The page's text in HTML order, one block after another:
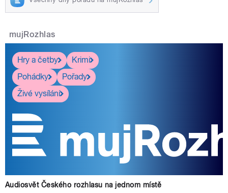
mujRozhlas
Hry a četby
Krimi
Pohádky
Pořady
Živé vysílání
Audiosvět Českého rozhlasu na jednom místě